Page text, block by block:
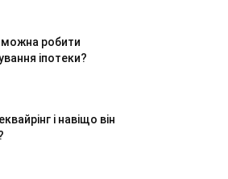
можна робити
іпотеки?
і навіщо він